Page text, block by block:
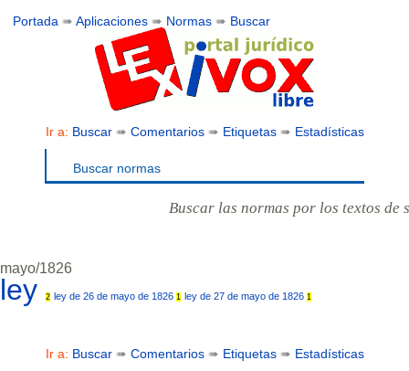
Portada ➠Aplicaciones ➠ Normas ➠ Buscar
Ir a: Buscar➠ Comentarios➠ Etiquetas➠ Estadísticas
Buscar normas
Buscar las normas por los textos de
mayo/1826
ley 2 ley de 26 de mayo de 1826 1 ley de 27 de mayo de 1826 1
Ir a: Buscar➠ Comentarios➠ Etiquetas➠ Estadísticas